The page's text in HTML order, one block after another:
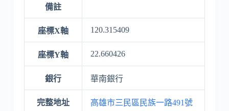
備註
座標X軸 120.315409
座標Y軸 22.660426
銀行 華南銀行
完整地址 高雄市三民區民族一路491號